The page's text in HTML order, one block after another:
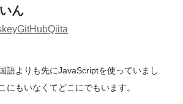
ん
GitHubQiita
語よりも先にJavaScriptを使っていまし
にもいなくてどこにでもいます。